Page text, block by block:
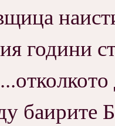
години
баирите